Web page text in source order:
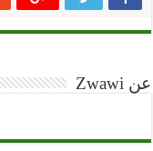
عن Zwawi